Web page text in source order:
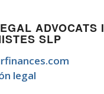
ADVOCATS I
SLP
legal